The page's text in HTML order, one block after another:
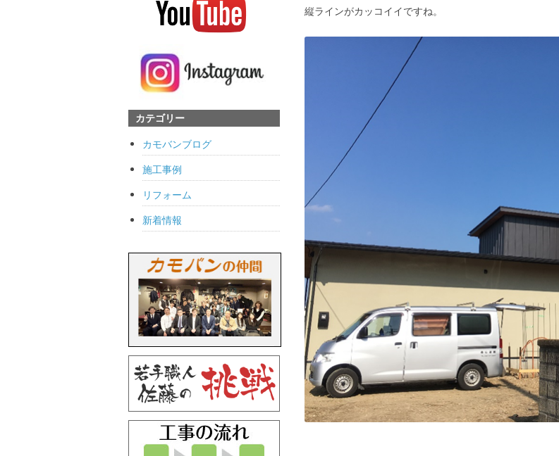
縦ラインがカッコイイですね。
カテゴリー
カモバンブログ
施工事例
リフォーム
新着情報